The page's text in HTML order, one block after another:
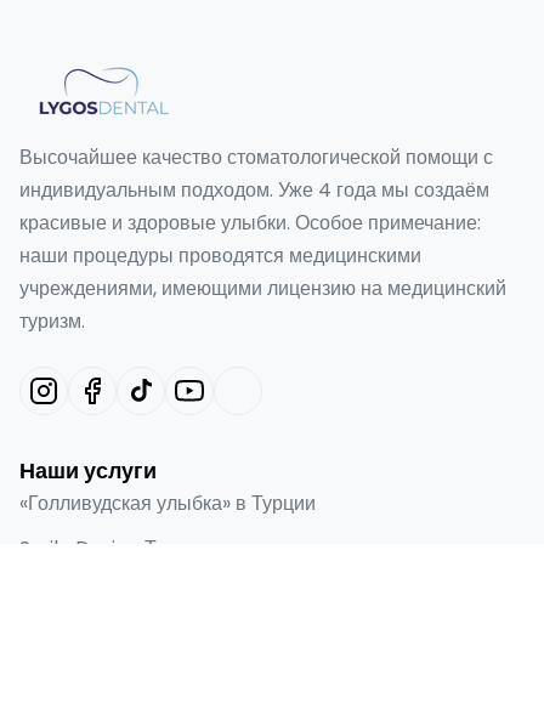
Высочайшее качество стоматологической помощи с
индивидуальным подходом. Уже 4 года мы создаём
красивые и здоровые улыбки. Особое примечание:
наши процедуры проводятся медицинскими
учреждениями, имеющими лицензию на медицинский
туризм.
Наши услуги
«Голливудская улыбка» в Турции
Smile Design Турция